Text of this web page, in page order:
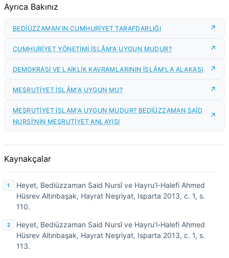
Ayrıca Bakınız
BEDİÜZZAMAN'IN CUMHURİYET TARAFDARLIĞI
CUMHURİYET YÖNETİMİ İSLÂM'A UYGUN MUDUR?
DEMOKRASİ VE LAİKLİK KAVRAMLARININ İSLÂM'LA ALAKASI
MEŞRUTİYET İSLÂM'A UYGUN MU?
MEŞRUTİYET İSLAM'A UYGUN MUDUR? BEDİÜZZAMAN SAİD
NURSİ'NİN MEŞRUTİYET ANLAYIŞI
Kaynakçalar
Heyet, Bediüzzaman Said Nursî ve Hayru’l-Halefi Ahmed
Hüsrev Altınbaşak, Hayrat Neşriyat, Isparta 2013, c. 1, s.
110.
Heyet, Bediüzzaman Said Nursî ve Hayru’l-Halefi Ahmed
Hüsrev Altınbaşak, Hayrat Neşriyat, Isparta 2013, c. 1, s.
113.